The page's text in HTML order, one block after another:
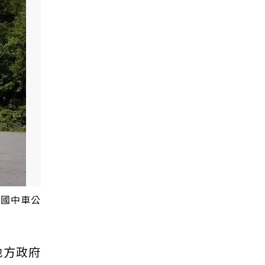
中車公
政府